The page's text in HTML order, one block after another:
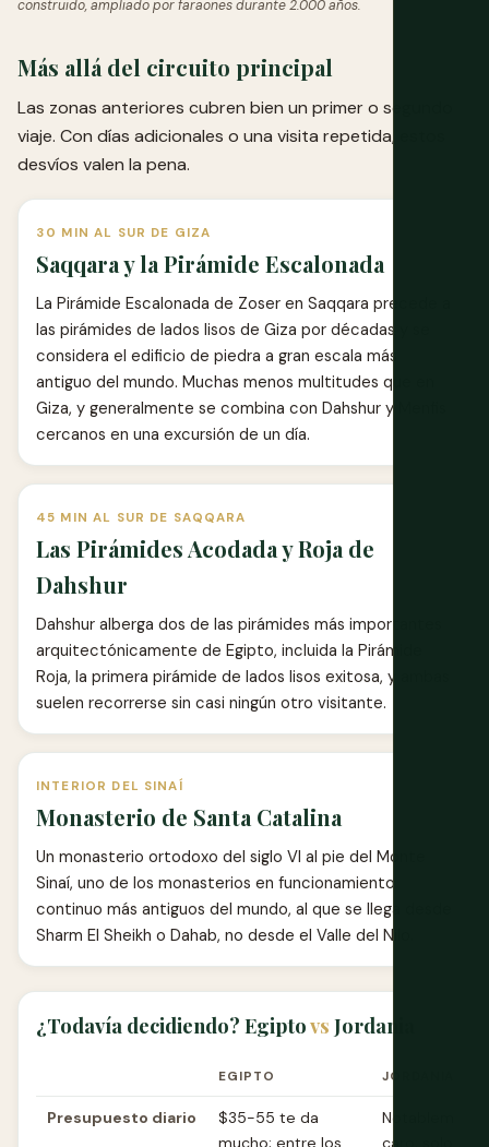
construido, ampliado por faraones durante 2.000 años.
Más allá del circuito principal
Las zonas anteriores cubren bien un primer o segundo
viaje. Con días adicionales o una visita repetida, estos
desvíos valen la pena.
30 MIN AL SUR DE GIZA
Saqqara y la Pirámide Escalonada
La Pirámide Escalonada de Zoser en Saqqara precede a
las pirámides de lados lisos de Giza por décadas y se
considera el edificio de piedra a gran escala más
antiguo del mundo. Muchas menos multitudes que en
Giza, y generalmente se combina con Dahshur y Menfis
cercanos en una excursión de un día.
45 MIN AL SUR DE SAQQARA
Las Pirámides Acodada y Roja de
Dahshur
Dahshur alberga dos de las pirámides más importantes
arquitectónicamente de Egipto, incluida la Pirámide
Roja, la primera pirámide de lados lisos exitosa, y ambas
suelen recorrerse sin casi ningún otro visitante.
INTERIOR DEL SINAÍ
Monasterio de Santa Catalina
Un monasterio ortodoxo del siglo VI al pie del Monte
Sinaí, uno de los monasterios en funcionamiento
continuo más antiguos del mundo, al que se llega desde
Sharm El Sheikh o Dahab, no desde el Valle del Nilo.
¿Todavía decidiendo? Egiptovs Jordania
EGIPTO JORDANIA
Presupuesto diario
$35-55 te da
mucho; entre los
caro; solo